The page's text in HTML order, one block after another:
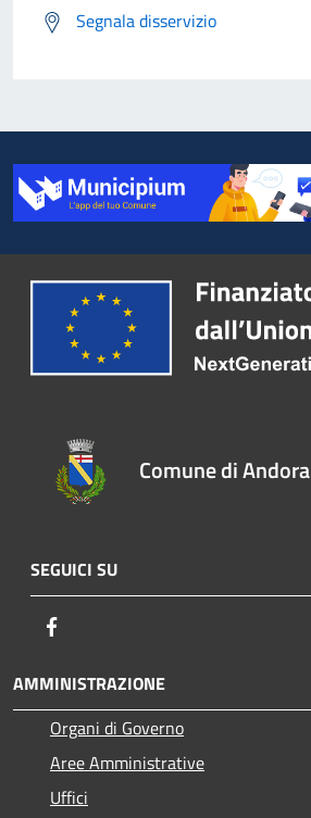
Segnala disservizio
Comune di Andora
SEGUICI SU
AMMINISTRAZIONE
Organi di Governo
Aree Amministrative
Uffici